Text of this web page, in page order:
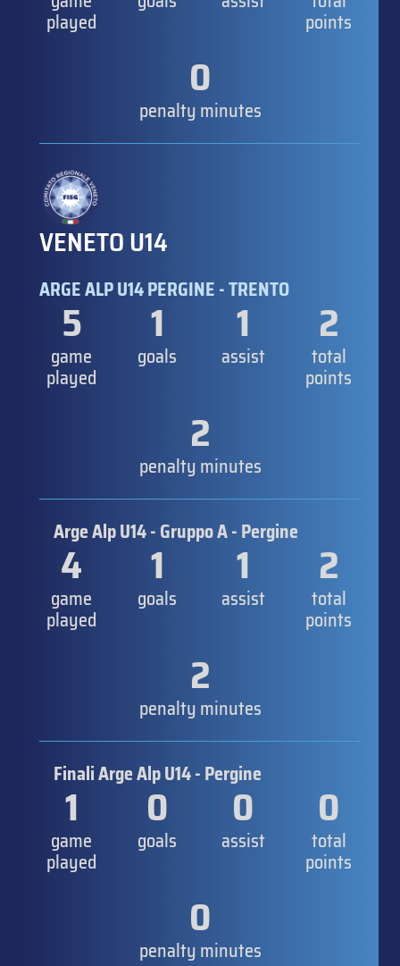
played points
0
penalty minutes
VENETO U14
ARGE ALP U14 PERGINE - TRENTO
5
game
played
1
goals
1
assist
2
total
points
2
penalty minutes
Arge Alp U14 - Gruppo A - Pergine
4
game
played
1
goals
1
assist
2
total
points
2
penalty minutes
Finali Arge Alp U14 - Pergine
1
game
played
0
goals
0
assist
0
total
points
0
penalty minutes